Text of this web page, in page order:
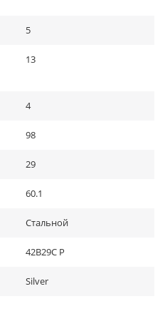
5
13
4
98
29
60.1
Стальной
42B29С P
Silver